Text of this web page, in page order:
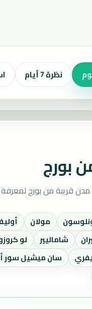
نظرة 7 أيام
بورج
قريبة من بورج
مولان
شاماليير لو
سان ميشيل سور